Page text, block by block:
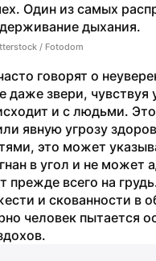
Один из самых
дыхания.
/ Fotodom
говорят о
даже звери, чувствуя
и с людьми.
явную угрозу
это может
в угол и не может
прежде всего на
и скованности в
человек пытается